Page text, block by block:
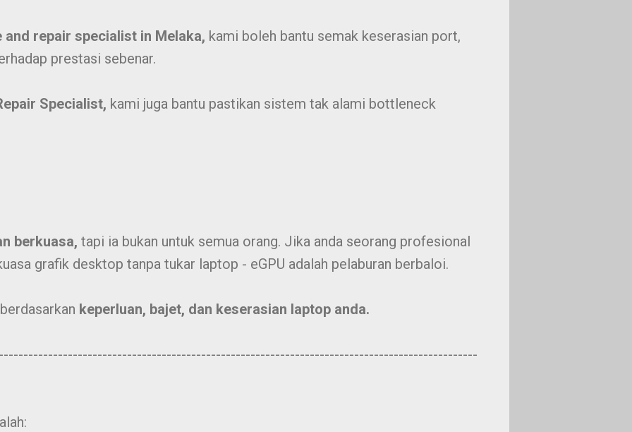
repair specialist in Melaka, kami boleh bantu semak keserasian port,
prestasi sebenar.
Specialist, kami juga bantu pastikan sistem tak alami bottleneck
berkuasa, tapi ia bukan untuk semua orang. Jika anda seorang profesional
grafik desktop tanpa tukar laptop - eGPU adalah pelaburan berbaloi.
keperluan, bajet, dan keserasian laptop anda.